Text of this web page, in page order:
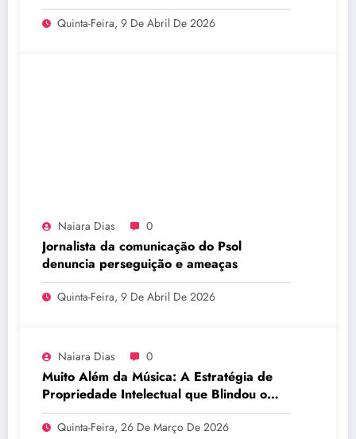
Quinta-Feira, 9 De Abril De 2026
Naiara Dias 0
Jornalista da comunicação do Psol
denuncia perseguição e ameaças
Quinta-Feira, 9 De Abril De 2026
Naiara Dias 0
Muito Além da Música: A Estratégia de
Propriedade Intelectual que Blindou o
Legado do BTS
Quinta-Feira, 26 De Março De 2026